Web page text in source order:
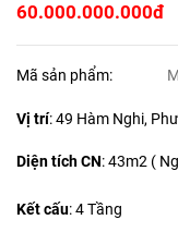
60.000.000.000đ
Mã sản phẩm:
Vị trí: 49 Hàm Nghi,
Diện tích CN:43m2 (
Kết cấu: 4 Tầng